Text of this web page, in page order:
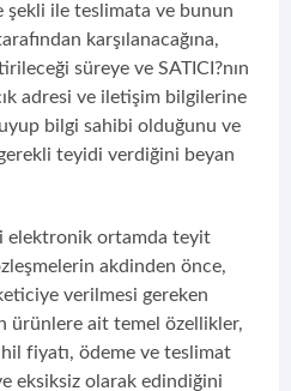
şekli ile teslimata ve bunun
karşılanacağına,
süreye ve SATICI?nın
adresi ve iletişim bilgilerine
bilgi sahibi olduğunu ve
teyidi verdiğini beyan
elektronik ortamda teyit
akdinden önce,
verilmesi gereken
ürünlere ait temel özellikler,
fiyatı, ödeme ve teslimat
eksiksiz olarak edindiğini